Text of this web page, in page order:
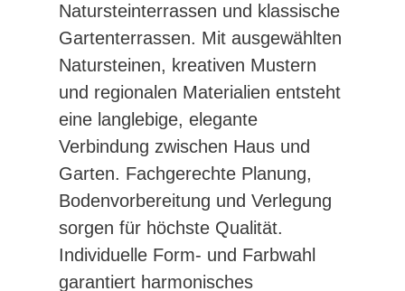
Natursteinterrassen und klassische
Gartenterrassen. Mit ausgewählten
Natursteinen, kreativen Mustern
und regionalen Materialien entsteht
eine langlebige, elegante
Verbindung zwischen Haus und
Garten. Fachgerechte Planung,
Bodenvorbereitung und Verlegung
sorgen für höchste Qualität.
Individuelle Form- und Farbwahl
garantiert harmonisches